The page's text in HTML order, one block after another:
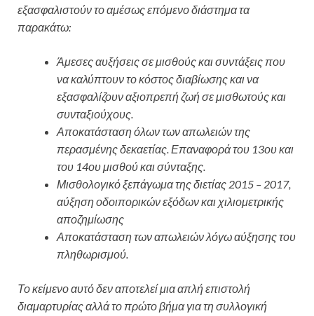
εξασφαλιστούν το αμέσως επόμενο διάστημα τα
παρακάτω:
Άμεσες αυξήσεις σε μισθούς και συντάξεις που
να καλύπτουν το κόστος διαβίωσης και να
εξασφαλίζουν αξιοπρεπή ζωή σε μισθωτούς και
συνταξιούχους.
Αποκατάσταση όλων των απωλειών της
περασμένης δεκαετίας. Επαναφορά του 13ου και
του 14ου μισθού και σύνταξης.
Μισθολογικό ξεπάγωμα της διετίας 2015 – 2017,
αύξηση οδοιπορικών εξόδων και χιλιομετρικής
αποζημίωσης
Αποκατάσταση των απωλειών λόγω αύξησης του
πληθωρισμού.
Το κείμενο αυτό δεν αποτελεί μια απλή επιστολή
διαμαρτυρίας αλλά το πρώτο βήμα για τη συλλογική